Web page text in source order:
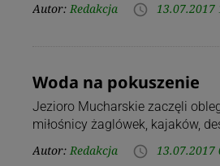
Autor: Redakcja access_time 13.07.2017
Woda na pokuszenie
Jezioro Mucharskie zaczęli
miłośnicy żaglówek, kajaków,
Autor: Redakcja access_time 13.07.2017